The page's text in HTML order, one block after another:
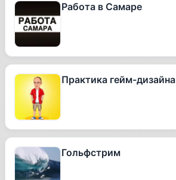
Работа в Самаре
Практика гейм-дизайна
Гольфстрим